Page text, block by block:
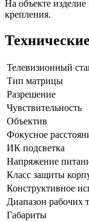
На объекте
крепления.
Телевизионный
Тип матрицы
Разрешение
Чувствительность
Объектив
Фокусное
ИК подсветка
Напряжение
Класс защиты
Конструктивное
Диапазон рабочих
Габариты